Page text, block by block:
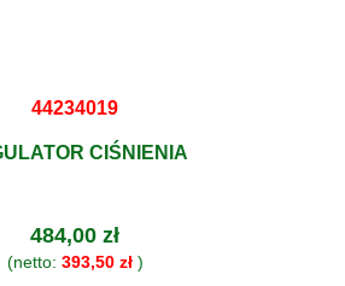
44234019
CIŚNIENIA
484,00 zł
(netto: 393,50 zł)